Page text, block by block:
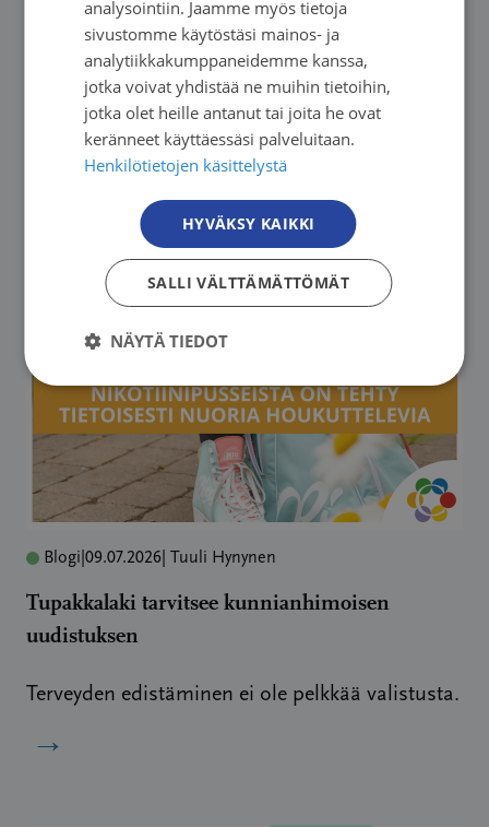
Sarianne Hartonen
Blogi 09.07.2026 | Tuuli Hynynen
Tupakkalaki tarvitsee kunnianhimoisen
uudistuksen
Terveyden edistäminen ei ole pelkkää valistusta.
→
analysointiin. Jaamme myös tietoja
sivustomme käytöstäsi mainos- ja
analytiikkakumppaneidemme kanssa,
jotka voivat yhdistää ne muihin tietoihin,
jotka olet heille antanut tai joita he ovat
keränneet käyttäessäsi palveluitaan.
Henkilötietojen käsittelystä
HYVÄKSY KAIKKI
SALLI VÄLTTÄMÄTTÖMÄT
NÄYTÄ TIEDOT